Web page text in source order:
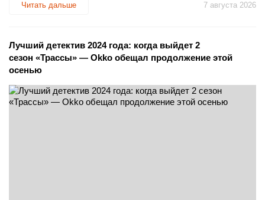
Читать дальше 7 августа 2026
Лучший детектив 2024 года: когда выйдет 2
сезон «Трассы» — Okko обещал продолжение этой
осенью